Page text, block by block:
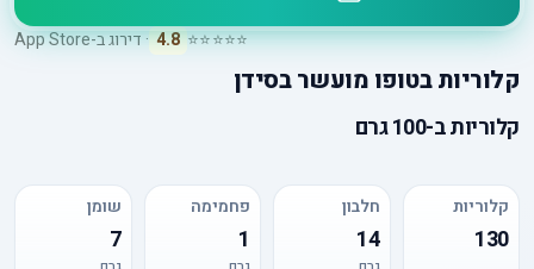
⭐⭐⭐⭐⭐
4.8 · דירוג ב-App Store
קלוריותבטופו מועשר בסידן
קלוריותב-100 גרם
קלוריות
130
חלבון
14
פחמימה
1
שומן
7